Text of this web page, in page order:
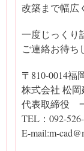
改築まで幅広
一度じっくり
ご連絡お待ち
〒810-0014福
株式会社 松
代表取締役
TEL：092-
E-mail:m-